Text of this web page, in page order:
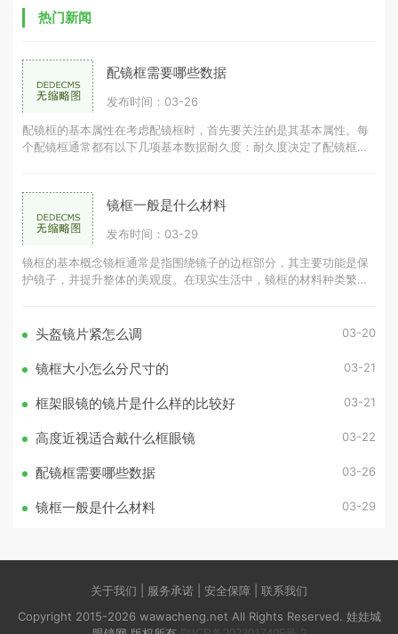
热门新闻
配镜框需要哪些数据
发布时间：03-26
配镜框的基本属性在考虑配镜框时，首先要关注的是其基本属性。每
个配镜框通常都有以下几项基本数据耐久度：耐久度决定了配镜框的
镜框一般是什么材料
发布时间：03-29
镜框的基本概念镜框通常是指围绕镜子的边框部分，其主要功能是保
护镜子，并提升整体的美观度。在现实生活中，镜框的材料种类繁
头盔镜片紧怎么调 03-20
镜框大小怎么分尺寸的 03-21
框架眼镜的镜片是什么样的比较好 03-21
高度近视适合戴什么框眼镜 03-22
配镜框需要哪些数据 03-26
镜框一般是什么材料 03-29
关于我们 | 服务承诺 | 安全保障 | 联系我们
Copyright 2015-2026 wawacheng.net All Rights Reserved. 娃娃城